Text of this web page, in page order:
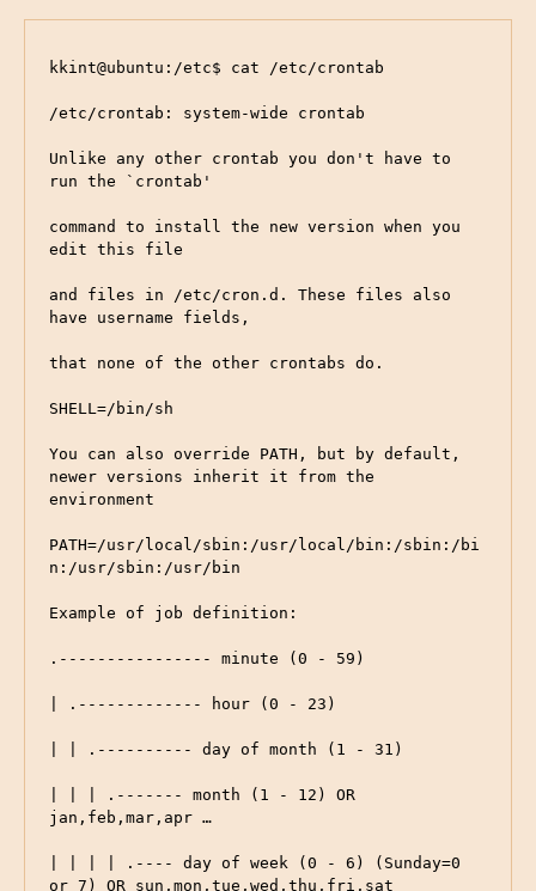
kkint@ubuntu:/etc$ cat /etc/crontab
/etc/crontab: system-wide crontab
Unlike any other crontab you don't have to
run the `crontab'
command to install the new version when you
edit this file
and files in /etc/cron.d. These files also
have username fields,
that none of the other crontabs do.
SHELL=/bin/sh
You can also override PATH, but by default,
newer versions inherit it from the
environment
PATH=/usr/local/sbin:/usr/local/bin:/sbin:/bi
n:/usr/sbin:/usr/bin
Example of job definition:
.---------------- minute (0 - 59)
| .------------- hour (0 - 23)
| | .---------- day of month (1 - 31)
| | | .------- month (1 - 12) OR
jan,feb,mar,apr …
| | | | .---- day of week (0 - 6) (Sunday=0
or 7) OR sun,mon,tue,wed,thu,fri,sat